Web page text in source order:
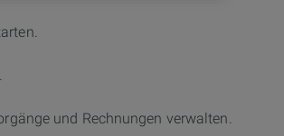
und Rechnungen verwalten.